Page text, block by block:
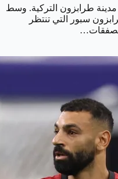
طرابزون التركية. وسط
سبور التي تنتظر